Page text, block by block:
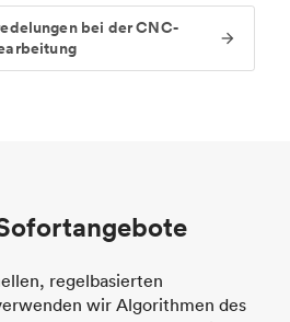
bei der CNC-
regelbasierten
wir Algorithmen des